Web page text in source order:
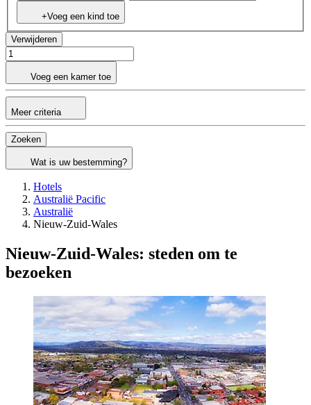
+Voeg een kind toe
Verwijderen
Voeg een kamer toe
Meer criteria
Zoeken
Wat is uw bestemming?
Hotels
Australië Pacific
Australië
Nieuw-Zuid-Wales
Nieuw-Zuid-Wales: steden om te
bezoeken